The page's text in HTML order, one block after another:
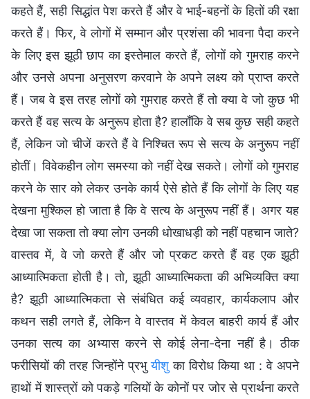
कहते हैं, सही सिद्धांत पेश करते हैं और वे भाई-बहनों के हितों की रक्षा
करते हैं। फिर, वे लोगों में सम्मान और प्रशंसा की भावना पैदा करने
के लिए इस झूठी छाप का इस्तेमाल करते हैं, लोगों को गुमराह करने
और उनसे अपना अनुसरण करवाने के अपने लक्ष्य को प्राप्त करते
हैं। जब वे इस तरह लोगों को गुमराह करते हैं तो क्या वे जो कुछ भी
करते हैं वह सत्य के अनुरूप होता है? हालाँकि वे सब कुछ सही कहते
हैं, लेकिन जो चीजें करते हैं वे निश्चित रूप से सत्य के अनुरूप नहीं
होतीं। विवेकहीन लोग समस्या को नहीं देख सकते। लोगों को गुमराह
करने के सार को लेकर उनके कार्य ऐसे होते हैं कि लोगों के लिए यह
देखना मुश्किल हो जाता है कि वे सत्य के अनुरूप नहीं हैं। अगर यह
देखा जा सकता तो क्या लोग उनकी धोखाधड़ी को नहीं पहचान जाते?
वास्तव में, वे जो करते हैं और जो प्रकट करते हैं वह एक झूठी
आध्यात्मिकता होती है। तो, झूठी आध्यात्मिकता की अभिव्यक्ति क्या
है? झूठी आध्यात्मिकता से संबंधित कई व्यवहार, कार्यकलाप और
कथन सही लगते हैं, लेकिन वे वास्तव में केवल बाहरी कार्य हैं और
उनका सत्य का अभ्यास करने से कोई लेना-देना नहीं है। ठीक
फरीसियों की तरह जिन्होंने प्रभुयीशु का विरोध किया था : वे अपने
हाथों में शास्त्रों को पकड़े गलियों के कोनों पर जोर से प्रार्थना करते